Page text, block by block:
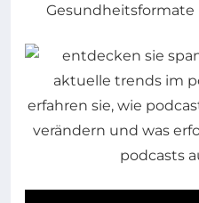
Gesundheitsformate